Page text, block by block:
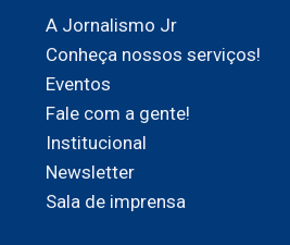
A Jornalismo Jr
Conheça nossos serviços!
Eventos
Fale com a gente!
Institucional
Newsletter
Sala de imprensa